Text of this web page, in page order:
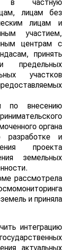
в частную
лицам без
лицам и
участием,
центрам с
принять
предельных
участков
по внесению
органа
разработке и
проекта
земельных
рассмотрела
и приняла
интеграцию
актуальных